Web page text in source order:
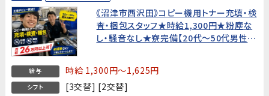
《沼津市西沢田》コピー機用トナー充填・検
査・梱包スタッフ★時給1,300円★粉塵な
し・騒音なし★寮完備【20代〜50代男性活
給与 時給 1,300円～1,625円
シフト [3交替] [2交替]